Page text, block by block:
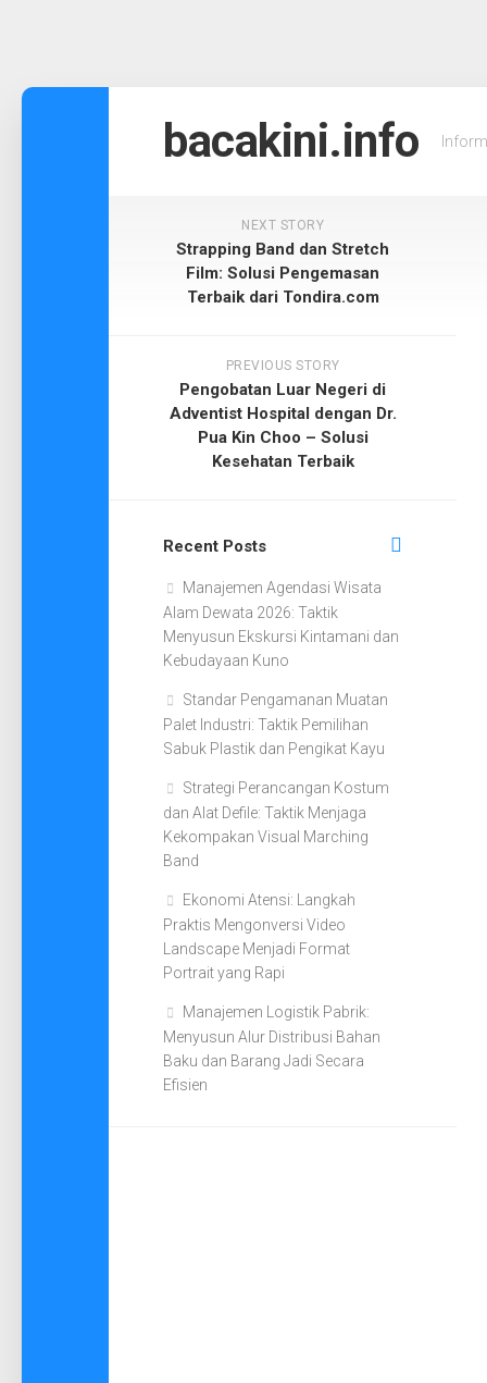
Skip
bacakini.info
NEXT STORY
Strapping Band dan Stretch
Film: Solusi Pengemasan
Terbaik dari Tondira.com
PREVIOUS STORY
Pengobatan Luar Negeri di
Adventist Hospital dengan Dr.
Pua Kin Choo – Solusi
Kesehatan Terbaik
Recent Posts
Manajemen Agendasi Wisata
Alam Dewata 2026: Taktik
Menyusun Ekskursi Kintamani dan
Kebudayaan Kuno
Standar Pengamanan Muatan
Palet Industri: Taktik Pemilihan
Sabuk Plastik dan Pengikat Kayu
Strategi Perancangan Kostum
dan Alat Defile: Taktik Menjaga
Kekompakan Visual Marching
Band
Ekonomi Atensi: Langkah
Praktis Mengonversi Video
Landscape Menjadi Format
Portrait yang Rapi
Manajemen Logistik Pabrik:
Menyusun Alur Distribusi Bahan
Baku dan Barang Jadi Secara
Efisien